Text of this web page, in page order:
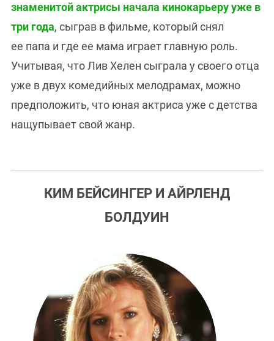
знаменитой актрисы начала кинокарьеру уже в
три года, сыграв в фильме, который снял
ее папа и где ее мама играет главную роль.
Учитывая, что Лив Хелен сыграла у своего отца
уже в двух комедийных мелодрамах, можно
предположить, что юная актриса уже с детства
нащупывает свой жанр.
КИМ БЕЙСИНГЕР И АЙРЛЕНД
БОЛДУИН